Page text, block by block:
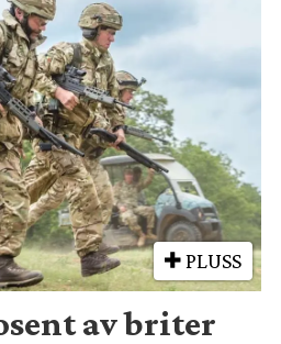
PLUSS
av briter